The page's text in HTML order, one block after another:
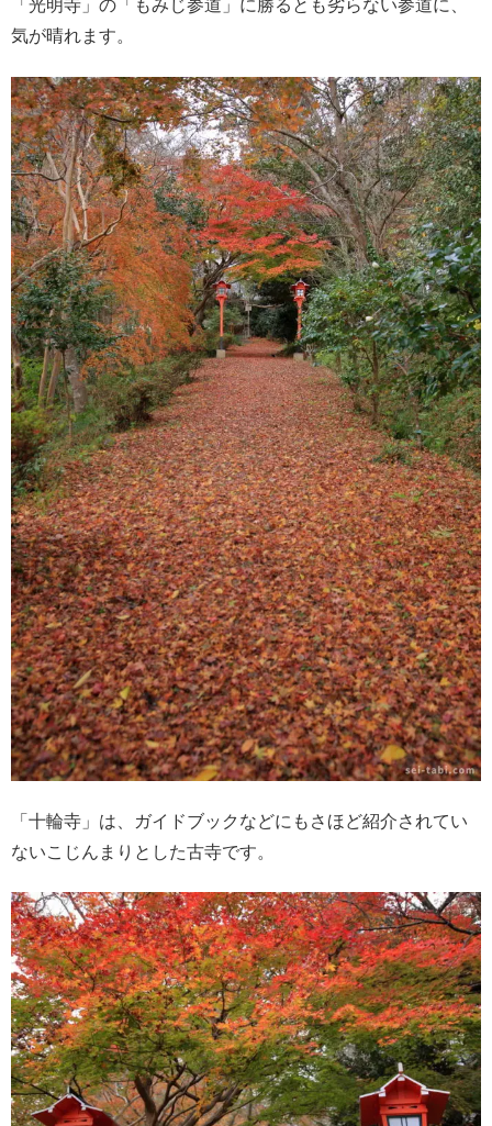
「光明寺」の「もみじ参道」に勝るとも劣らない参道に、
気が晴れます。
「十輪寺」は、ガイドブックなどにもさほど紹介されてい
ないこじんまりとした古寺です。